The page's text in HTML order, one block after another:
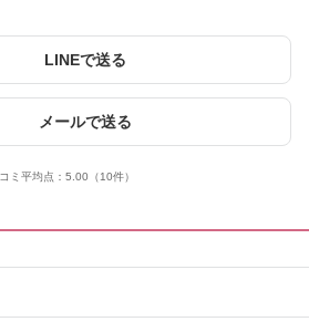
LINEで送る
メールで送る
ミ平均点： 5.00 （10件）